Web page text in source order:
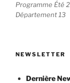
Programme Été
Département 13
NEWSLETTER
Dernière